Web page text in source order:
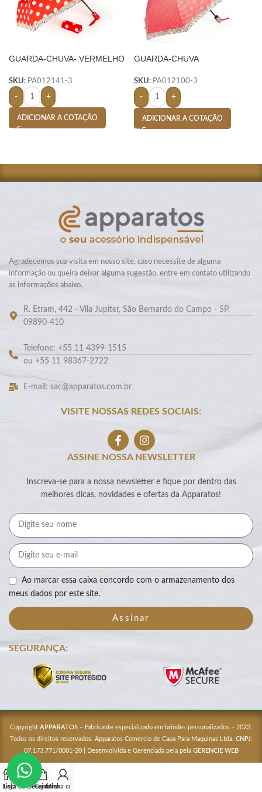
GUARDA-CHUVA- VERMELHO
SKU: PA012141-3
- +
ADICIONAR A COTAÇÃO
GUARDA-CHUVA
SKU: PA012100-3
- +
ADICIONAR A COTAÇÃO
Agradecemos sua visita em nosso site, caso necessite de alguma
informação ou queira deixar alguma sugestão, entre em contato utilizando
as informações abaixo.
R. Etram, 442 - Vila Jupiter, São Bernardo do Campo - SP,
09890-410
Telefone: +55 11 4399-1515
ou +55 11 98367-2722
E-mail: sac@apparatos.com.br
VISITE NOSSAS REDES SOCIAIS:
ASSINE NOSSA NEWSLETTER
Inscreva-se para a nossa newsletter e fique por dentro das
melhores dicas, novidades e ofertas da Apparatos!
Ao marcar essa caixa concordo com o armazenamento dos
meus dados por este site.
Assinar
SEGURANÇA:
Copyright APPARATOS – Fabricante especializado em brindes personalizados – 2023.
Todos os direitos reservados. Apparatos Comercio de Capa Para Maquinas Ltda. CNPJ:
07.173.771/0001-20 | Desenvolvida e Gerenciada pela pela GERENCIE WEB
Loja
Lista de Desejos
CarrinhoMinha conta